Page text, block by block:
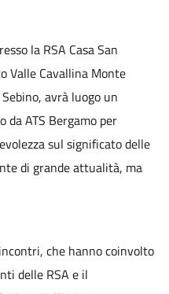
la RSA Casa San
Valle Cavallina Monte
avrà luogo un
ATS Bergamo per
sul significato delle
di grande attualità, ma
che hanno coinvolto
delle RSA e il